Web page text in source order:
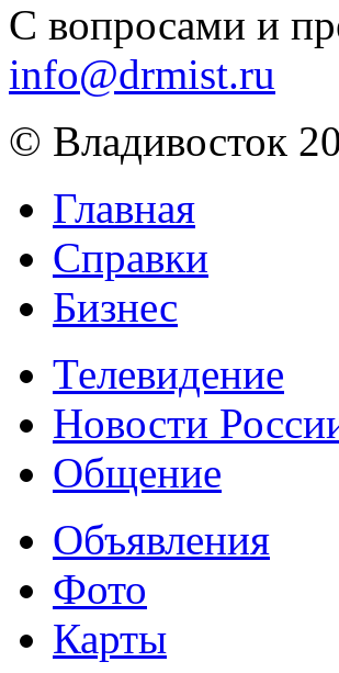
С вопросами и
info@drmist.ru
© Владивосток
Главная
Справки
Бизнес
Телевидение
Новости
Общение
Объявления
Фото
Карты